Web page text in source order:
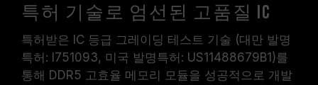
특허 기술로 엄선된 고품질 IC
특허받은 IC 등급 그레이딩 테스트 기술 (대만 발명
특허: I751093, 미국 발명특허: US11488679B1)를
통해 DDR5 고효율 메모리 모듈을 성공적으로 개발